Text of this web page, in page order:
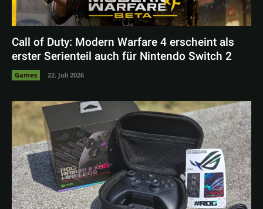
Call of Duty: Modern Warfare 4 erscheint als
erster Serienteil auch für Nintendo Switch 2
Games 22. Juli 2026